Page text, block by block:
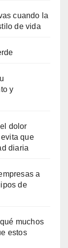
cuando la
de vida
y
dolor
que
diaria
a
de
muchos
estos